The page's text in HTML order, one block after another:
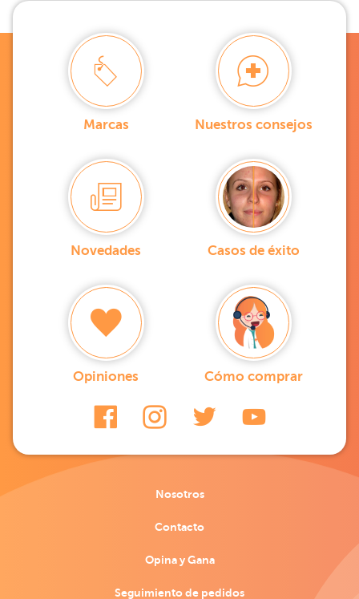
Marcas Nuestros consejos
Novedades Casos de éxito
Opiniones Cómo comprar
Nosotros
Contacto
Opina y Gana
Seguimiento de pedidos